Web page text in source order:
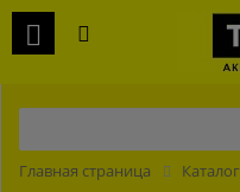
Главная страница Каталог